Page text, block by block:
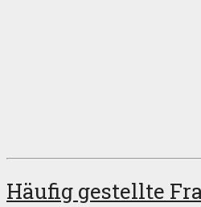
Häufig gestellte